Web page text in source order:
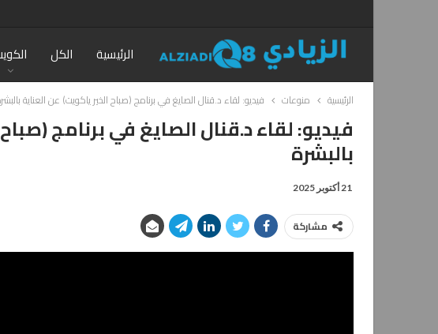
الرئيسية الكل
الرئيسية منوعات فيديو: لقاء د.قنال الصايغ في برنامج (صباح الخير ياكويت) عن العناية
فيديو: لقاء د.قنال الصايغ في برنامج
بالبشرة
21 أكتوبر 2025
مشاركة